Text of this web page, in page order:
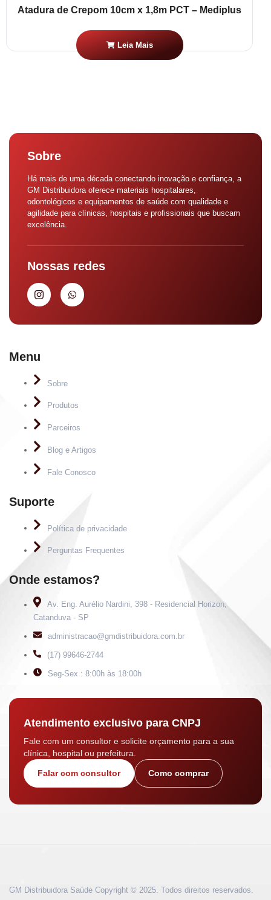
Atadura de Crepom 10cm x 1,8m PCT – Mediplus
Leia Mais
Sobre
Há mais de uma década conectando inovação e confiança, a
GM Distribuidora oferece materiais hospitalares,
odontológicos e equipamentos de saúde com qualidade e
agilidade para clínicas, hospitais e profissionais que buscam
excelência.
Nossas redes
Menu
Sobre
Produtos
Parceiros
Blog e Artigos
Fale Conosco
Suporte
Política de privacidade
Perguntas Frequentes
Onde estamos?
Av. Eng. Aurélio Nardini, 398 - Residencial Horizon,
Catanduva - SP
administracao@gmdistribuidora.com.br
(17) 99646-2744
Seg-Sex : 8:00h às 18:00h
Atendimento exclusivo para CNPJ
Fale com um consultor e solicite orçamento para a sua
clínica, hospital ou prefeitura.
Falar com consultor Como comprar
GM Distribuidora Saúde Copyright © 2025. Todos direitos reservados.